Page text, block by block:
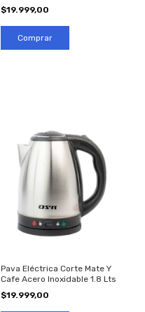
$19.999,00
Pava Eléctrica Corte Mate Y
Cafe Acero Inoxidable 1.8 Lts
$19.999,00